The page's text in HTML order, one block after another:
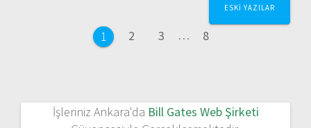
dolaşımı
Sayfa
1 Sayfa
2 Sayfa
3 … Sayfa
8
ESKI YAZILAR
İşleriniz Ankara'da Bill Gates Web Şirketi